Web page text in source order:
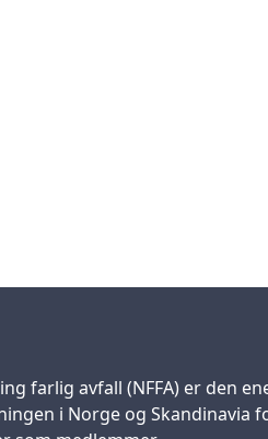
farlig avfall (NFFA) er den
i Norge og Skandinavia